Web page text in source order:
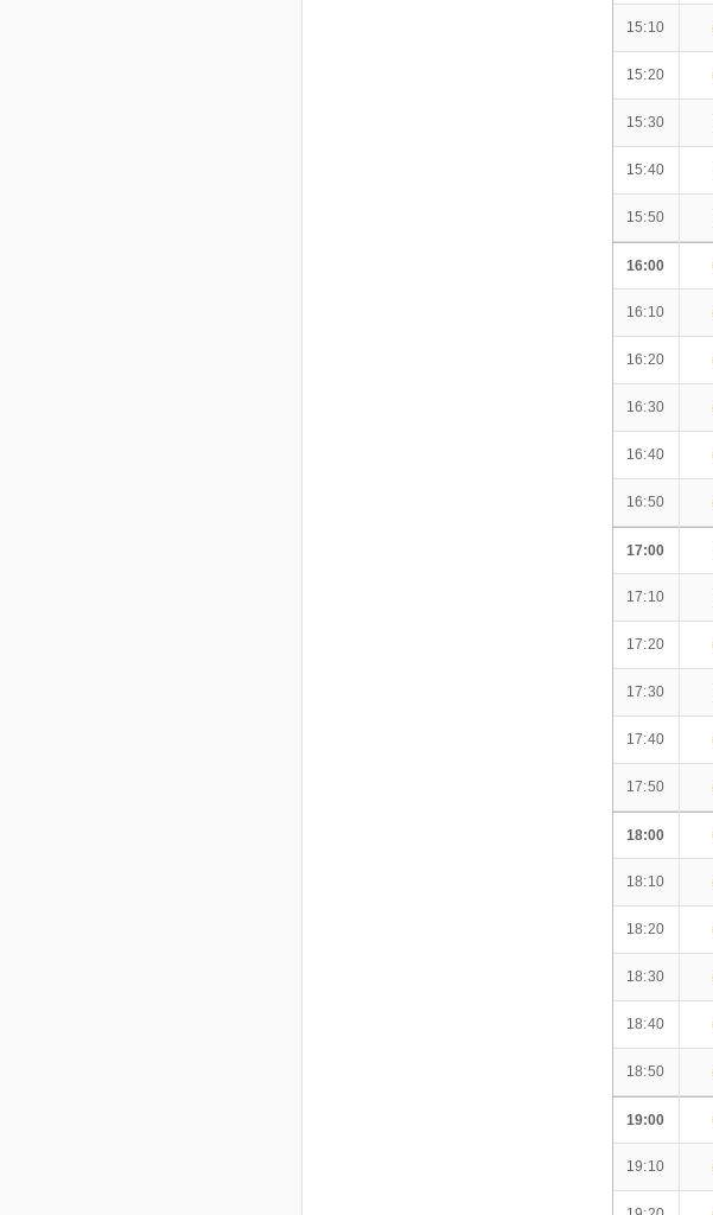
15:10
15:20
15:30
15:40
15:50
16:00
16:10
16:20
16:30
16:40
16:50
17:00
17:10
17:20
17:30
17:40
17:50
18:00
18:10
18:20
18:30
18:40
18:50
19:00
19:10